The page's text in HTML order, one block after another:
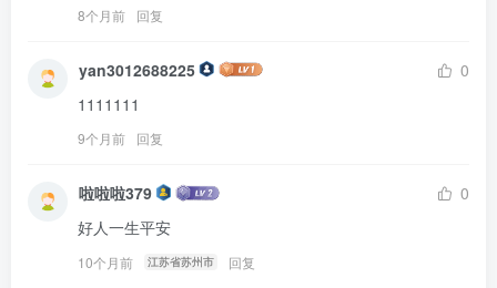
8个月前 回复
yan3012688225
0
1111111
9个月前 回复
啦啦啦379
0
好人一生平安
10个月前 江苏省苏州市 回复